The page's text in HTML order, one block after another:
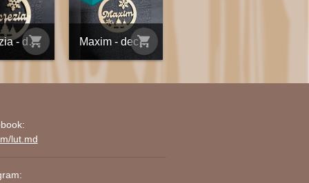
Lucrezia - decorațiune din placaj personalizată
shopping_cart Maxim - decorațiune din placaj personalizată
shopping_cart
lut.md